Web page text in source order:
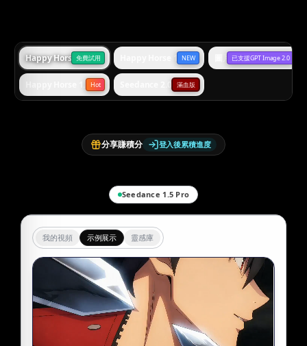
Happy Horse 1.0 標準版
免費試用
Hot
Happy Horse 1.0 Omni
NEW
滿血版
圖片生成
已支援GPT Image 2.0
分享賺積分 登入後累積進度
Seedance 1.5 Pro
我的視頻 示例展示 靈感庫